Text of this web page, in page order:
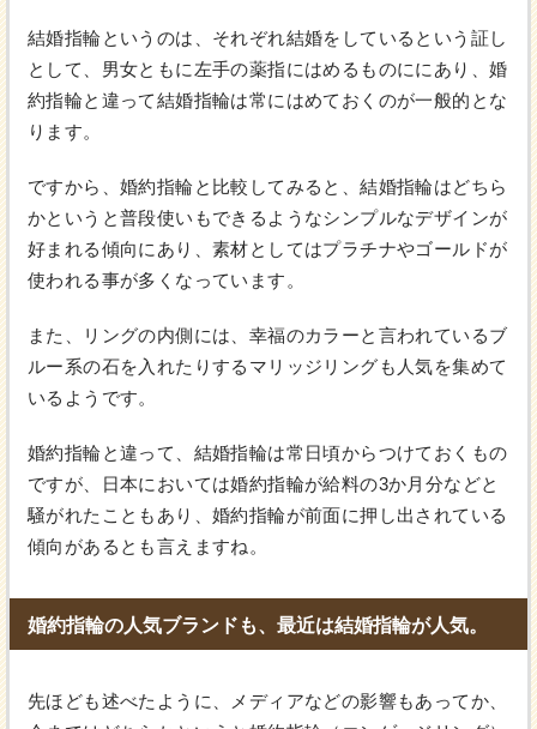
結婚指輪というのは、それぞれ結婚をしているという証し
として、男女ともに左手の薬指にはめるものににあり、婚
約指輪と違って結婚指輪は常にはめておくのが一般的とな
ります。
ですから、婚約指輪と比較してみると、結婚指輪はどちら
かというと普段使いもできるようなシンプルなデザインが
好まれる傾向にあり、素材としてはプラチナやゴールドが
使われる事が多くなっています。
また、リングの内側には、幸福のカラーと言われているブ
ルー系の石を入れたりするマリッジリングも人気を集めて
いるようです。
婚約指輪と違って、結婚指輪は常日頃からつけておくもの
ですが、日本においては婚約指輪が給料の3か月分などと
騒がれたこともあり、婚約指輪が前面に押し出されている
傾向があるとも言えますね。
婚約指輪の人気ブランドも、最近は結婚指輪が人気。
先ほども述べたように、メディアなどの影響もあってか、